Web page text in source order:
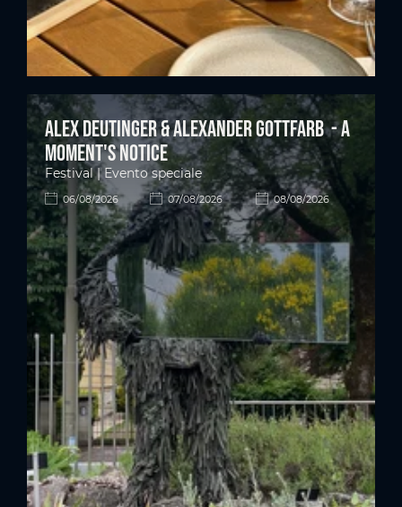
Alex Deutinger & Alexander Gottfarb - A
moment's notice
Festival | Evento speciale
06/08/2026 07/08/2026 08/08/2026